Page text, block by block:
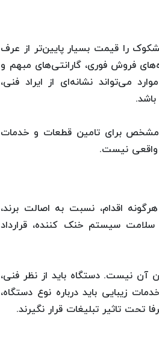
را قیمت بسیار پایین‌تر از عرف
فروش فوری، گارانتی‌های مبهم و
می‌تواند نشانه‌ای از ایراد فنی،
مشخص برای تامین قطعات و خدمات
واقعی نیست.
اقدام، نسبت به اصالت برند،
سیستم خنک‌ کننده، قرارداد
آن نیست. دستگاه باید از نظر فنی،
زیبایی باید درباره نوع دستگاه،
تحت تاثیر تبلیغات قرار نگیرند.